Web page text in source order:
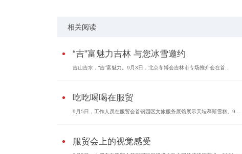
相关阅读
“吉”富魅力吉林 与您冰雪邀约
吉山吉水，“吉”富魅力。9月3日，北京冬博会吉林市专场推介会在首...
吃吃喝喝在服贸
9月5日，工作人员在服贸会首钢园区文旅服务展馆展示天坛慕斯雪糕。9...
服贸会上的视觉感受